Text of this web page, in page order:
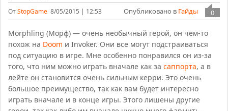
ОтStopGame 8/05/2015 | 12:53 0
Опубликовано в Гайды
Morphling (Морф) — очень необычный герой, он чем-то
похож на Doom и Invoker. Они все могут подстраиваться
под ситуацию в игре. Мне особенно понравился он из-за
того, что ним можно играть вначале как засаппорта, а в
лейте он становится очень сильным керри. Это очень
большое преимущество, так как вам будет интересно
играть вначале и в конце игры. Этого лишены другие